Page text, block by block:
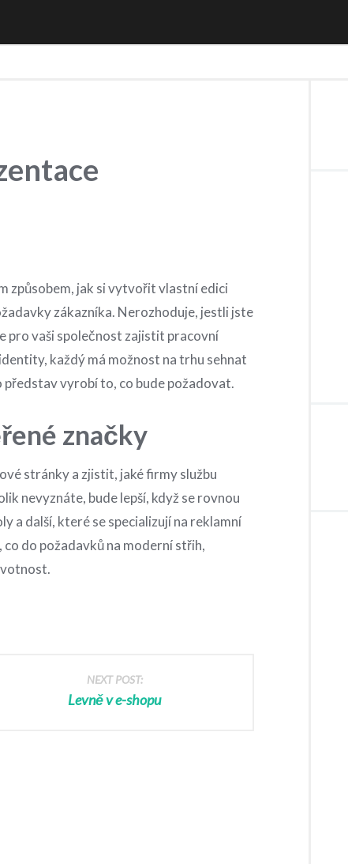
způsobem, jak si vytvořit vlastní edici
zákazníka. Nerozhoduje, jestli jste
pro vaši společnost zajistit pracovní
každý má možnost na trhu sehnat
vyrobí to, co bude požadovat.
značky
stránky a zjistit, jaké firmy službu
nevyznáte, bude lepší, když se rovnou
a další, které se specializují na reklamní
do požadavků na moderní střih,
NEXT POST:
Levně v e-shopu